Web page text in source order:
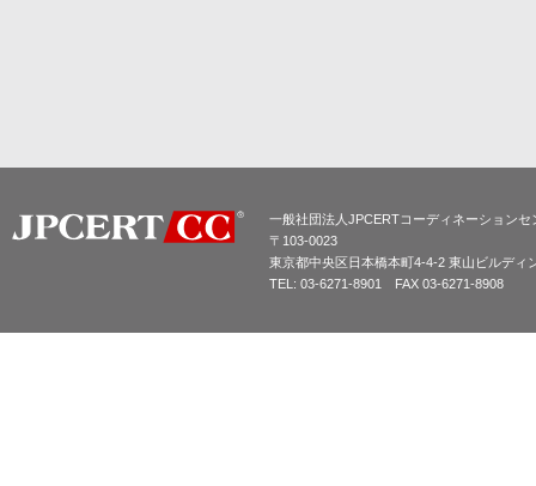
一般社団法人JPCERTコーディネーションセ
〒103-0023
東京都中央区日本橋本町4-4-2 東山ビルディ
TEL: 03-6271-8901 FAX 03-6271-8908